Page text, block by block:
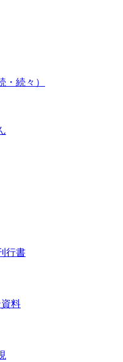
・続々）
行書
料